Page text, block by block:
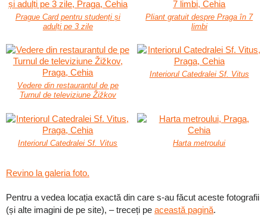
Prague Card pentru studenți și
adulți pe 3 zile
Pliant gratuit despre Praga în 7
limbi
Vedere din restaurantul de pe
Turnul de televiziune Žižkov
Interiorul Catedralei Sf. Vitus
Interiorul Catedralei Sf. Vitus Harta metroului
Revino la galeria foto.
Pentru a vedea locația exactă din care s-au făcut aceste fotografii
(și alte imagini de pe site), – treceți pe această pagină.